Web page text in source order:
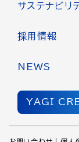
サステナビリ
採用情報
NEWS
YAGI